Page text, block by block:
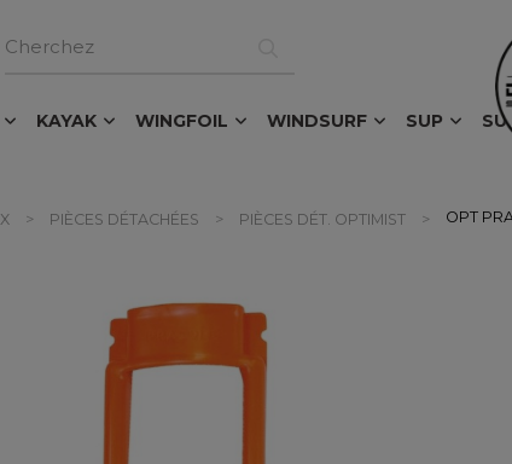
KAYAK WINGFOIL WINDSURF SUP
PIÈCES DÉTACHÉES PIÈCES DÉT. OPTIMIST OPT